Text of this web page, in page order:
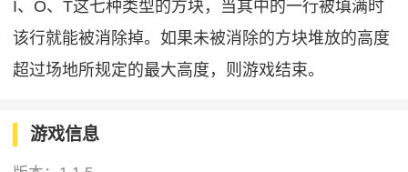
I、O、T这七种类型的方块，当其中的一行被填满时
该行就能被消除掉。如果未被消除的方块堆放的高度
超过场地所规定的最大高度，则游戏结束。
游戏信息